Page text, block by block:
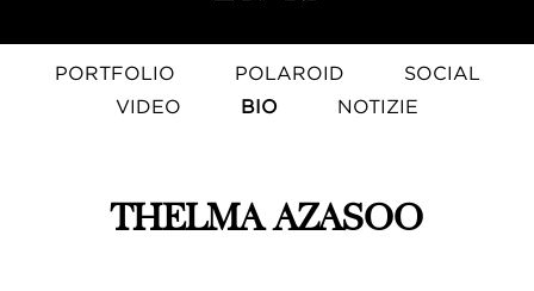
PORTFOLIO POLAROID
SOCIAL
VIDEO
BIO NOTIZIE
THELMA AZASOO